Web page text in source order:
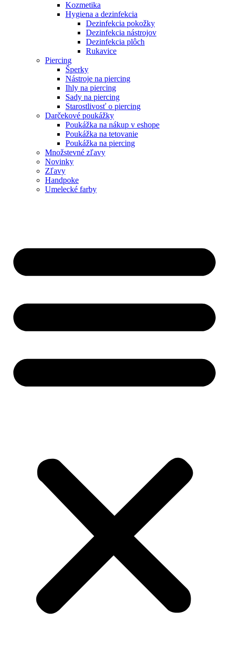
Kozmetika
Hygiena a dezinfekcia
Dezinfekcia pokožky
Dezinfekcia nástrojov
Dezinfekcia plôch
Rukavice
Piercing
Šperky
Nástroje na piercing
Ihly na piercing
Sady na piercing
Starostlivosť o piercing
Darčekové poukážky
Poukážka na nákup v eshope
Poukážka na tetovanie
Poukážka na piercing
Množstevné zľavy
Novinky
Zľavy
Handpoke
Umelecké farby